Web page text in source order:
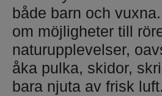
både barn och
om möjligheter till
naturupplevelser,
åka pulka, skidor,
bara njuta av frisk luft.